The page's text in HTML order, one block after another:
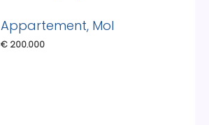
Appartement, Mol
€ 200.000